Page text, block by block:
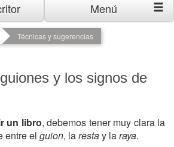
Menú
Técnicas y sugerencias
y los signos de
un libro, debemos tener muy clara la
entre el guion, larestay laraya.